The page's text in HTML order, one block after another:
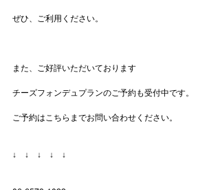
ぜひ、ご利用ください。
また、ご好評いただいております
チーズフォンデュプランのご予約も受付中です。
ご予約はこちらまでお問い合わせください。
↓　↓　↓　↓　↓